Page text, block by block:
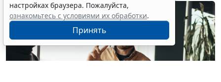
настройках браузера. Пожалуйста,
ознакомьтесь с условиями их обработки.
Принять